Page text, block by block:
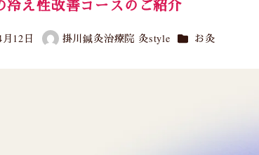
冷え性改善コースのご紹介
12日
著
掛川鍼灸治療院 灸style カテゴリー
お灸